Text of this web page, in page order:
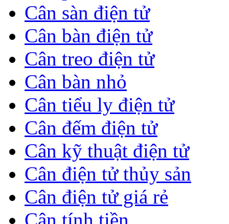
Cân sàn điện tử
Cân bàn điện tử
Cân treo điện tử
Cân bàn nhỏ
Cân tiểu ly điện tử
Cân đếm điện tử
Cân kỹ thuật điện tử
Cân điện tử thủy sản
Cân điện tử giá rẻ
Cân tính tiền